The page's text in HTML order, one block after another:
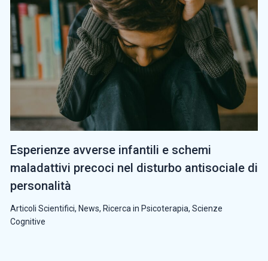
Esperienze avverse infantili e schemi
maladattivi precoci nel disturbo antisociale di
personalità
Articoli Scientifici, News, Ricerca in Psicoterapia, Scienze
Cognitive